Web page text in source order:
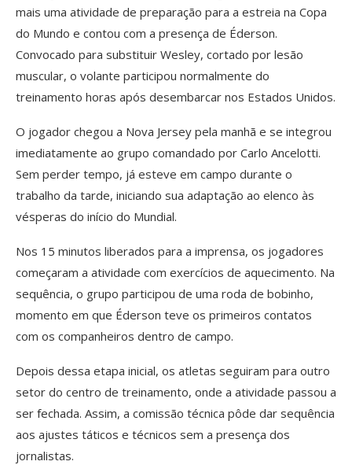
mais uma atividade de preparação para a estreia na Copa
do Mundo e contou com a presença de Éderson.
Convocado para substituir Wesley, cortado por lesão
muscular, o volante participou normalmente do
treinamento horas após desembarcar nos Estados Unidos.
O jogador chegou a Nova Jersey pela manhã e se integrou
imediatamente ao grupo comandado por Carlo Ancelotti.
Sem perder tempo, já esteve em campo durante o
trabalho da tarde, iniciando sua adaptação ao elenco às
vésperas do início do Mundial.
Nos 15 minutos liberados para a imprensa, os jogadores
começaram a atividade com exercícios de aquecimento. Na
sequência, o grupo participou de uma roda de bobinho,
momento em que Éderson teve os primeiros contatos
com os companheiros dentro de campo.
Depois dessa etapa inicial, os atletas seguiram para outro
setor do centro de treinamento, onde a atividade passou a
ser fechada. Assim, a comissão técnica pôde dar sequência
aos ajustes táticos e técnicos sem a presença dos
jornalistas.